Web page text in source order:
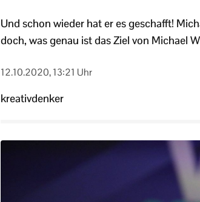
Und schon wieder hat er es geschafft!
doch, was genau ist das Ziel von Michael
12.10.2020, 13:21 Uhr
kreativdenker